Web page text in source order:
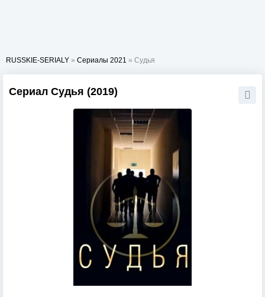
RUSSKIE-SERIALY » Сериалы 2021 » Судья
Сериал Судья (2019)